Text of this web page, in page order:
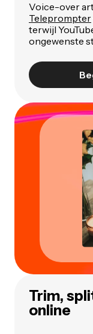
Voice-over
Teleprompter
terwijl
ongewenste
Trim,
online